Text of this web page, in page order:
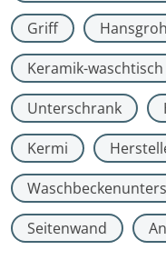
Griff
Keramik-waschtisch
Unterschrank
Kermi
Seitenwand